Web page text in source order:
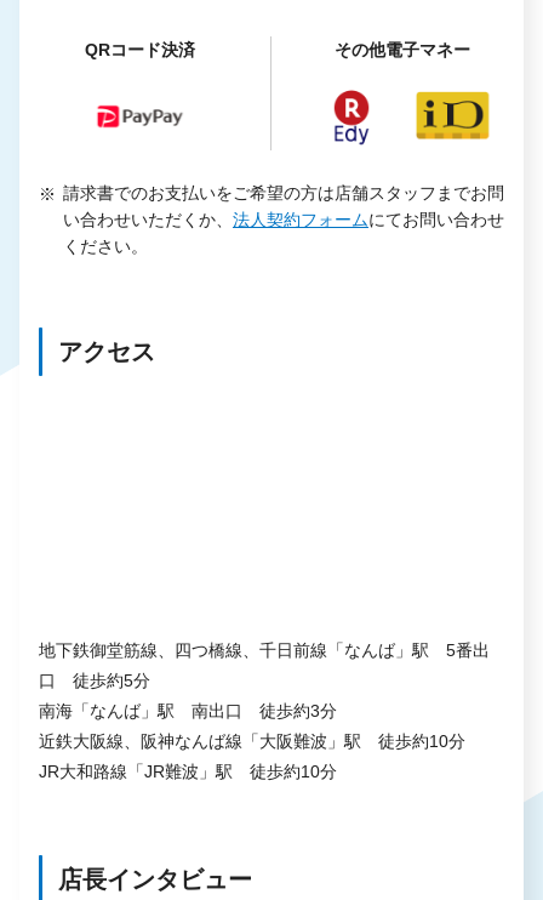
QRコード決済 その他電子マネー
請求書でのお支払いをご希望の方は店舗スタッフまでお問
い合わせいただくか、 法人契約フォームにてお問い合わせ
ください。
アクセス
地下鉄御堂筋線、四つ橋線、千日前線「なんば」駅 5番出
口 徒歩約5分
南海「なんば」駅 南出口 徒歩約3分
近鉄大阪線、阪神なんば線「大阪難波」駅 徒歩約10分
JR大和路線「JR難波」駅 徒歩約10分
店長インタビュー